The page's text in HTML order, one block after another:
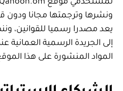
يعد مصدرا رسميا للقوانين،
إلى الجريدة الرسمية العمانية
المواد المنشورة على هذا